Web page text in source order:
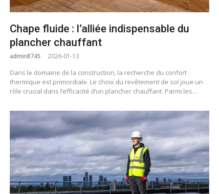
Chape fluide : l’alliée indispensable du
plancher chauffant
admin8745 2026-01-13
Dans le domaine de la construction, la recherche du confort
thermique est primordiale. Le choix du revêtement de sol joue un
rôle crucial dans l’efficacité d’un plancher chauffant. Parmi les…